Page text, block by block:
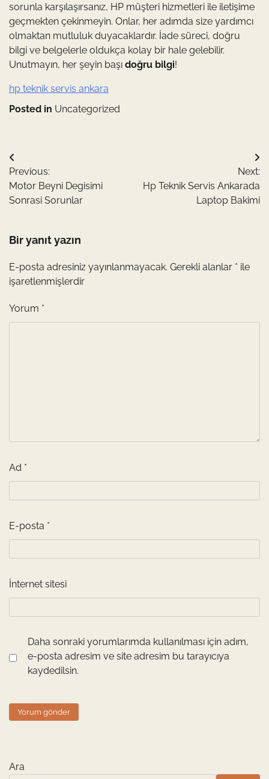
sorunla karşılaşırsanız, HP müşteri hizmetleri ile iletişime
geçmekten çekinmeyin. Onlar, her adımda size yardımcı
olmaktan mutluluk duyacaklardır. İade süreci, doğru
bilgi ve belgelerle oldukça kolay bir hale gelebilir.
Unutmayın, her şeyin başı doğru bilgi!
hp teknik servis ankara
Posted in Uncategorized
Yazı
gezinmesi
Previous:
Motor Beyni Degisimi
Sonrasi Sorunlar
Next:
Hp Teknik Servis Ankarada
Laptop Bakimi
Bir yanıt yazın
E-posta adresiniz yayınlanmayacak. Gerekli alanlar * ile
işaretlenmişlerdir
Yorum *
Ad *
E-posta *
İnternet sitesi
Daha sonraki yorumlarımda kullanılması için adım,
e-posta adresim ve site adresim bu tarayıcıya
kaydedilsin.
Ara